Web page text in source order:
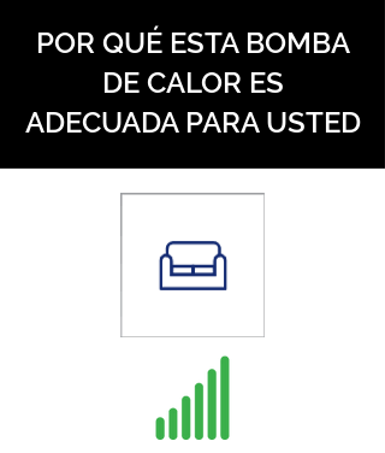
POR QUÉ ESTA BOMBA
DE CALOR ES
ADECUADA PARA USTED